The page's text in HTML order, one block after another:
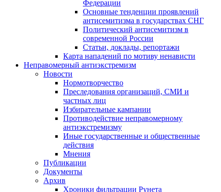
Федерации
Основные тенденции проявлений
антисемитизма в государствах СНГ
Политический антисемитизм в
современной России
Статьи, доклады, репортажи
Карта нападений по мотиву ненависти
Неправомерный антиэкстремизм
Новости
Нормотворчество
Преследования организаций, СМИ и
частных лиц
Избирательные кампании
Противодействие неправомерному
антиэкстремизму
Иные государственные и общественные
действия
Мнения
Публикации
Документы
Архив
Хроники фильтрации Рунета